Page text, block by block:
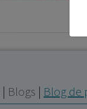
| Blogs | Blog de